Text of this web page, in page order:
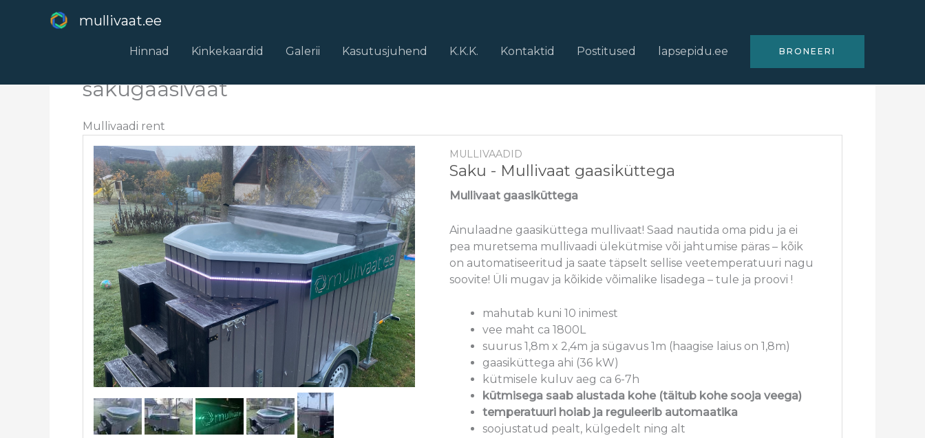
mullivaat.ee
Hinnad Kinkekaardid Galerii Kasutusjuhend K.K.K. Kontaktid Postitused lapsepidu.ee BRONEERI
sakugaasivaat
Mullivaadi rent
MULLIVAADID
Saku - Mullivaat gaasiküttega
Mullivaat gaasiküttega
Ainulaadne gaasiküttega mullivaat! Saad nautida oma pidu ja ei
pea muretsema mullivaadi ülekütmise või jahtumise päras – kõik
on automatiseeritud ja saate täpselt sellise veetemperatuuri nagu
soovite! Üli mugav ja kõikide võimalike lisadega – tule ja proovi !
mahutab kuni 10 inimest
vee maht ca 1800L
suurus 1,8m x 2,4m ja sügavus 1m (haagise laius on 1,8m)
gaasiküttega ahi (36 kW)
kütmisele kuluv aeg ca 6-7h
kütmisega saab alustada kohe (täitub kohe sooja veega)
temperatuuri hoiab ja reguleerib automaatika
soojustatud pealt, külgedelt ning alt